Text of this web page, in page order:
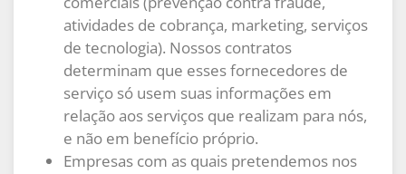
atividades de cobrança, marketing, serviços
de tecnologia). Nossos contratos
determinam que esses fornecedores de
serviço só usem suas informações em
relação aos serviços que realizam para nós,
e não em benefício próprio.
Empresas com as quais pretendemos nos